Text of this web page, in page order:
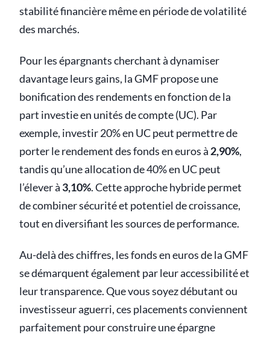
stabilité financière même en période de volatilité
des marchés.
Pour les épargnants cherchant à dynamiser
davantage leurs gains, la GMF propose une
bonification des rendements en fonction de la
part investie en unités de compte (UC). Par
exemple, investir 20% en UC peut permettre de
porter le rendement des fonds en euros à 2,90%,
tandis qu’une allocation de 40% en UC peut
l’élever à 3,10%. Cette approche hybride permet
de combiner sécurité et potentiel de croissance,
tout en diversifiant les sources de performance.
Au-delà des chiffres, les fonds en euros de la GMF
se démarquent également par leur accessibilité et
leur transparence. Que vous soyez débutant ou
investisseur aguerri, ces placements conviennent
parfaitement pour construire une épargne